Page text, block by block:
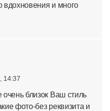
вдохновения и много
14:37
близок Ваш стиль
фото-без реквизита и